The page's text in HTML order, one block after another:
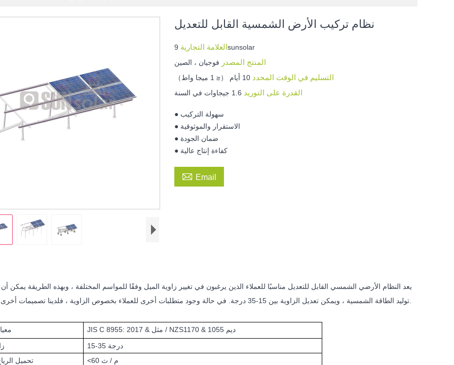
نظام تركيب الأرض الشمسية القابل للتعديل
العلامة التجارية9sunsolar
المنتج المصدر فوجيان ، الصين
التسليم في الوقت المحدد 10 أيام （≤ 1 ميجا واط）
القدرة على التوريد 1.6 جيجاوات في السنة
● سهولة التركيب
● الاستقرار والموثوقية
● ضمان الجودة
● كفاءة إنتاج عالية
 Email
يعد النظام الأرضي الشمسي القابل للتعديل مناسبًا للعملاء الذين يرغبون في تغيير زاوية الميل وفقًا للمواسم المختلفة ، وبهذه الطريقة يمكن
JIS C 8955: 2017 & مثل / NZS1170 & ديم 1055
15-35 درجة
تحميل
<60 م / ث